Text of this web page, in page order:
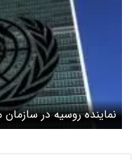
نماینده روسیه در
پایان دادن به جنگ،و